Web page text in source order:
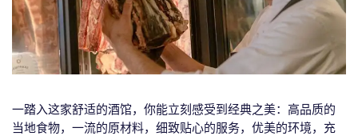
一踏入这家舒适的酒馆，你能立刻感受到经典之美：高品质的
当地食物，一流的原材料，细致贴心的服务，优美的环境，充